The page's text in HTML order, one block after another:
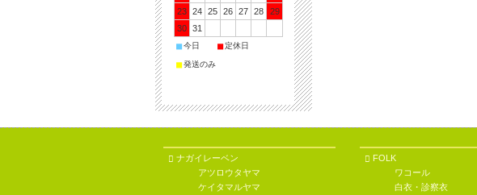
23 24 25 26 27 28
29
30 31
■今日 ■定休日
■発送のみ
ナガイレーベン
アツロウタヤマ
ケイタマルヤマ
FOLK
ワコール
白衣・診察衣